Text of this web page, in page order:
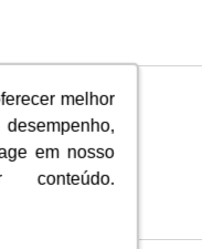
melhor
em nosso
melhor
em nosso